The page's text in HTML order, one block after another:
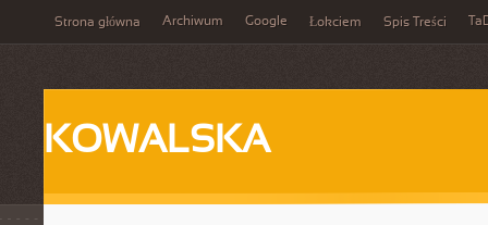
Strona główna Archiwum Google Łokciem Spis Treści
KOWALSKA